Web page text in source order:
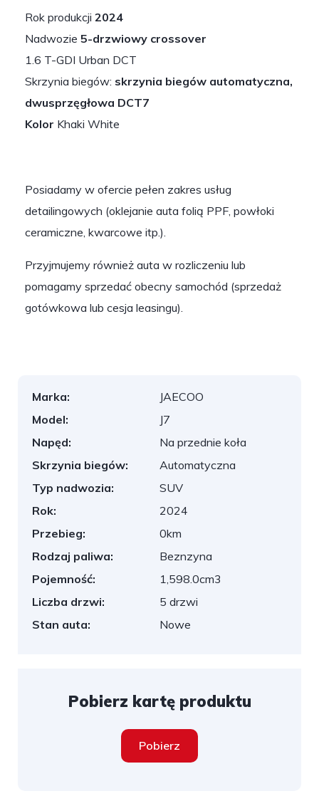
Rok produkcji 2024
Nadwozie 5-drzwiowy crossover
1.6 T-GDI Urban DCT
Skrzynia biegów: skrzynia biegów automatyczna,
dwusprzęgłowa DCT7
Kolor Khaki White
Posiadamy w ofercie pełen zakres usług
detailingowych (oklejanie auta folią PPF, powłoki
ceramiczne, kwarcowe itp.).
Przyjmujemy również auta w rozliczeniu lub
pomagamy sprzedać obecny samochód (sprzedaż
gotówkowa lub cesja leasingu).
Marka:
JAECOO
Model:
J7
Napęd:
Na przednie koła
Skrzynia biegów:
Automatyczna
Typ nadwozia:
SUV
Rok:
2024
Przebieg:
0km
Rodzaj paliwa:
Beznzyna
Pojemność:
1,598.0cm3
Liczba drzwi:
5 drzwi
Stan auta:
Nowe
Pobierz kartę produktu
Pobierz